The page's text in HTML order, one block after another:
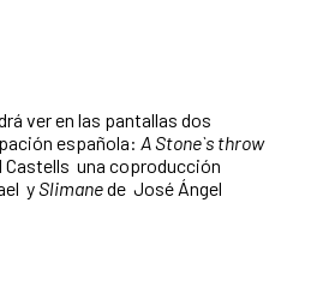
ver en las pantallas dos
española: A Stone`s throw
Castells una coproducción
ySlimanede José Ángel